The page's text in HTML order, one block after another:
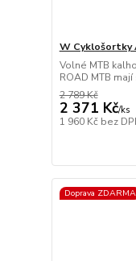
W Cyklošortky
Volné MTB
ROAD MTB mají
2 789 Kč
2 371 Kč/ks
1 960 Kč bez
Doprava ZDARMA